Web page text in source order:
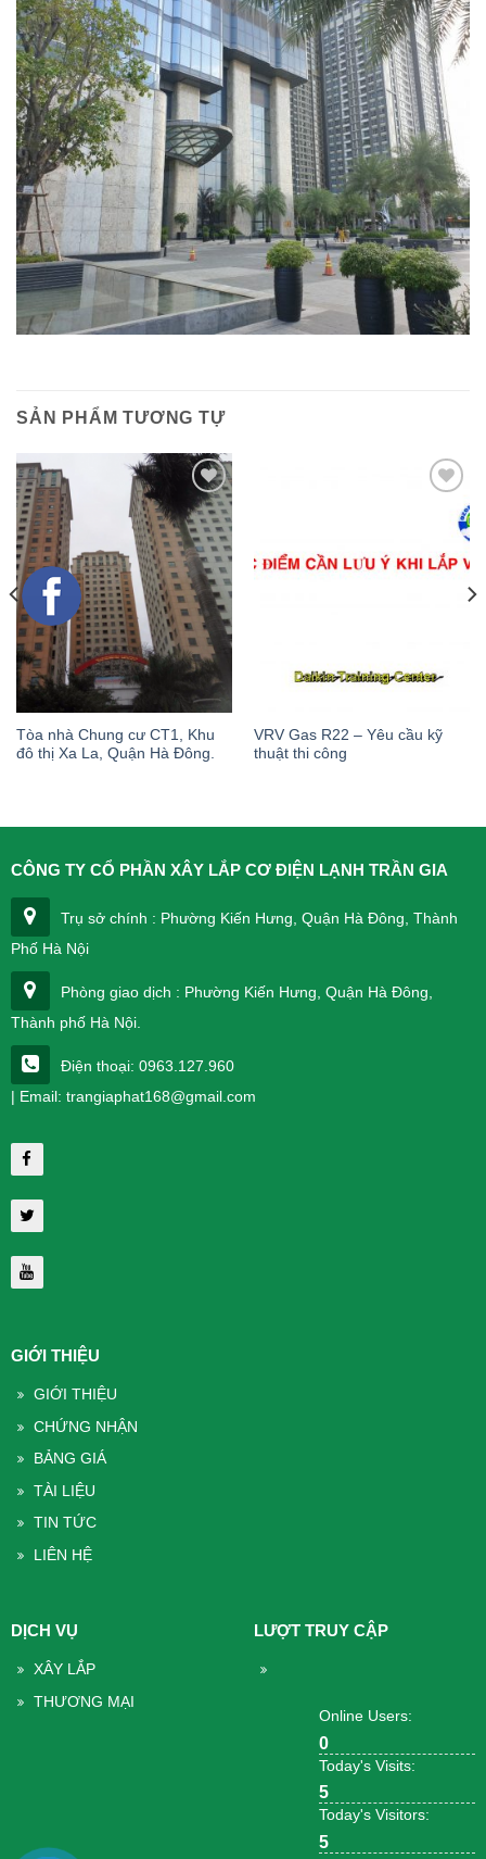
SẢN PHẨM TƯƠNG TỰ
Tòa nhà Chung cư CT1, Khu
đô thị Xa La, Quận Hà Đông.
VRV Gas R22 – Yêu cầu kỹ
thuật thi công
CÔNG TY CỔ PHẦN XÂY LẮP CƠ ĐIỆN LẠNH TRẦN GIA
Trụ sở chính : Phường Kiến Hưng, Quận Hà Đông, Thành
Phố Hà Nội
Phòng giao dịch : Phường Kiến Hưng, Quận Hà Đông,
Thành phố Hà Nội.
Điện thoại: 0963.127.960
| Email: trangiaphat168@gmail.com
GIỚI THIỆU
GIỚI THIỆU
CHỨNG NHẬN
BẢNG GIÁ
TÀI LIỆU
TIN TỨC
LIÊN HỆ
DỊCH VỤ
XÂY LẮP
THƯƠNG MẠI
LƯỢT TRUY CẬP
Online Users:
0
Today's Visits:
5
Today's Visitors:
5